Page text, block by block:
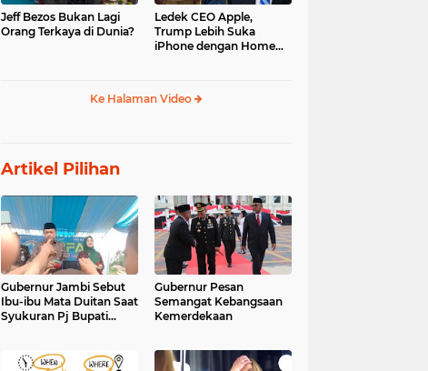
Jeff Bezos Bukan Lagi
Orang Terkaya di Dunia?
Ledek CEO Apple,
Trump Lebih Suka
iPhone dengan Home
Ke Halaman Video
Artikel Pilihan
Gubernur Jambi Sebut
Ibu-ibu Mata Duitan Saat
Syukuran Pj Bupati
Gubernur Pesan
Semangat Kebangsaan
Kemerdekaan